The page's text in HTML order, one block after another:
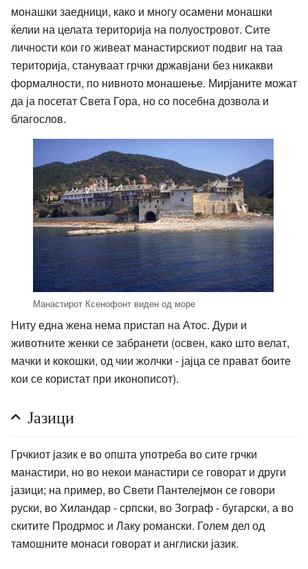
монашки заедници, како и многу осамени монашки
ќелии на целата територија на полуостровот. Сите
личности кои го живеат манастирскиот подвиг на таа
територија, стануваат грчки државјани без никакви
формалности, по нивното монашење. Мирјаните можат
да ја посетат Света Гора, но со посебна дозвола и
благослов.
Манастирот Ксенофонт виден од море
Ниту една жена нема пристап на Атос. Дури и
животните женки се забранети (освен, како што велат,
мачки и кокошки, од чии жолчки - јајца се прават боите
кои се користат при иконописот).
Јазици
Грчкиот јазик е во општа употреба во сите грчки
манастири, но во некои манастири се говорат и други
јазици; на пример, во Свети Пантелејмон се говори
руски, во Хиландар - српски, во Зограф - бугарски, а во
скитите Продрмос и Лаку романски. Голем дел од
тамошните монаси говорат и англиски јазик.